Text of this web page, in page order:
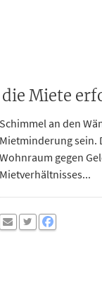
Miete
Schimmel an den
Mietminderung sein.
Wohnraum gegen
Mietverhältnisses...